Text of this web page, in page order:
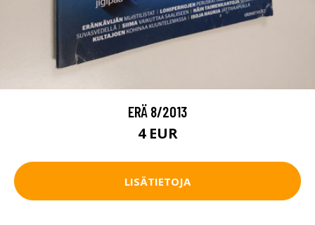
ERÄ 8/2013
4 EUR
LISÄTIETOJA